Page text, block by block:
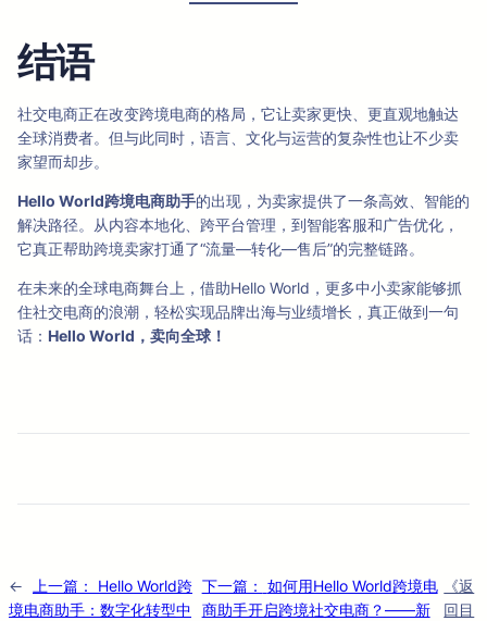
结语
社交电商正在改变跨境电商的格局，它让卖家更快、更直观地触达
全球消费者。但与此同时，语言、文化与运营的复杂性也让不少卖
家望而却步。
Hello World跨境电商助手的出现，为卖家提供了一条高效、智能的
解决路径。从内容本地化、跨平台管理，到智能客服和广告优化，
它真正帮助跨境卖家打通了“流量—转化—售后”的完整链路。
在未来的全球电商舞台上，借助Hello World，更多中小卖家能够抓
住社交电商的浪潮，轻松实现品牌出海与业绩增长，真正做到一句
话： Hello World，卖向全球！
← 上一篇：
Hello World跨
境电商助手：数字化转型中
下一篇： 如何用Hello World跨境电
商助手开启跨境社交电商？——新
《返
回目